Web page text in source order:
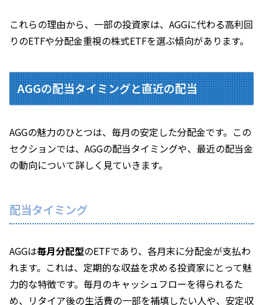
これらの理由から、一部の投資家は、AGGに代わる高利回
りのETFや分配金重視の株式ETFを選ぶ傾向があります。
AGGの配当タイミングと直近の配当
AGGの魅力のひとつは、毎月の安定した分配金です。この
セクションでは、AGGの配当タイミングや、最近の配当金
の動向について詳しく見ていきます。
配当タイミング
AGGは毎月分配型のETFであり、各月末に分配金が支払わ
れます。これは、定期的な収益を求める投資家にとって魅
力的な特徴です。毎月のキャッシュフローを得られるた
め、リタイア後の生活費の一部を補填したい人や、安定収